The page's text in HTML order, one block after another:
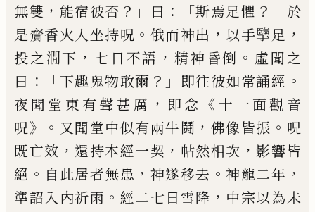
無雙 ， 能宿彼否 ？」 曰 ：「斯焉足懼 ？」 於
是齎香火入坐持呪 。 俄而神出 ， 以手擥足 ，
投之㵎下 ， 七 日不語 ， 精神昏倒 。 虛聞之
曰 ：「下趣鬼物敢爾 ？」 即往彼如常誦經 。
夜聞堂東有聲甚厲 ， 即念 《 十一面觀音
呪》。 又聞堂中似有兩牛鬪 ， 佛像皆振 。 呪
既亡效 ， 還持本經一契 ， 帖然相次 ， 影響皆
絕 。 自此居者無患 ， 神遂移去 。神龍二年 ，
準詔入內祈雨 。 經二七日雪降 ， 中宗以為未